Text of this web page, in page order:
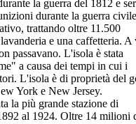
la guerra del 1812 e
durante la guerra
trattando oltre 11.500
e una caffetteria. A
passavano. L'isola è stata
a causa dei tempi in cui i
L'isola è di proprietà del
York e New Jersey.
la più grande stazione di
al 1924. Oltre 14 milioni